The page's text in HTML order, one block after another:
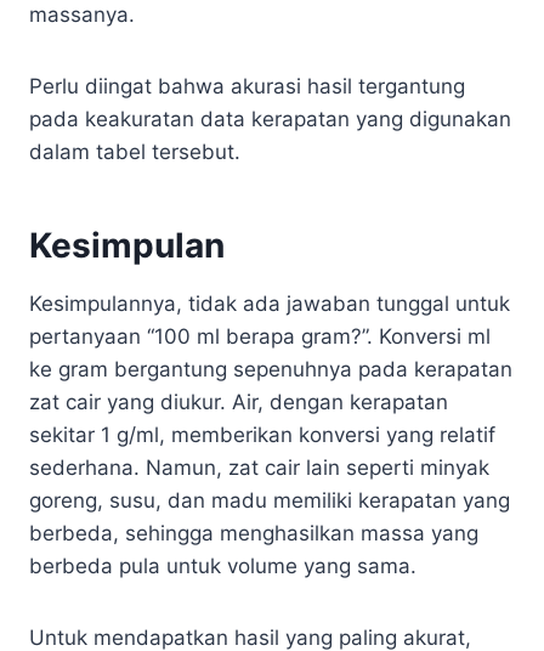
massanya.
Perlu diingat bahwa akurasi hasil tergantung
pada keakuratan data kerapatan yang digunakan
dalam tabel tersebut.
Kesimpulan
Kesimpulannya, tidak ada jawaban tunggal untuk
pertanyaan “100 ml berapa gram?”. Konversi ml
ke gram bergantung sepenuhnya pada kerapatan
zat cair yang diukur. Air, dengan kerapatan
sekitar 1 g/ml, memberikan konversi yang relatif
sederhana. Namun, zat cair lain seperti minyak
goreng, susu, dan madu memiliki kerapatan yang
berbeda, sehingga menghasilkan massa yang
berbeda pula untuk volume yang sama.
Untuk mendapatkan hasil yang paling akurat,